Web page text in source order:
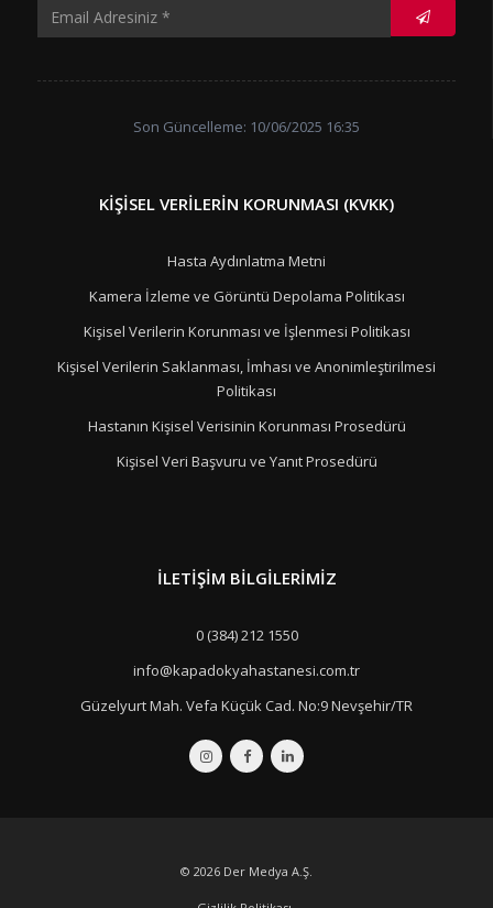
Son Güncelleme: 10/06/2025 16:35
KIŞISEL VERILERIN KORUNMASI (KVKK)
Hasta Aydınlatma Metni
Kamera İzleme ve Görüntü Depolama Politikası
Kişisel Verilerin Korunması ve İşlenmesi Politikası
Kişisel Verilerin Saklanması, İmhası ve Anonimleştirilmesi
Politikası
Hastanın Kişisel Verisinin Korunması Prosedürü
Kişisel Veri Başvuru ve Yanıt Prosedürü
İLETIŞIM BILGILERIMIZ
0 (384) 212 1550
info@kapadokyahastanesi.com.tr
Güzelyurt Mah. Vefa Küçük Cad. No:9 Nevşehir/TR
© 2026 Der Medya A.Ş.